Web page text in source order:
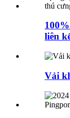
liên
Vải